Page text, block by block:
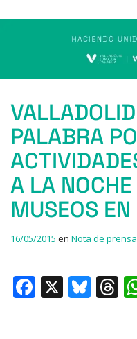
PALABRA
A LA
MUSEOS
16/05/2015 en Nota de prensa
F
X
Bl T